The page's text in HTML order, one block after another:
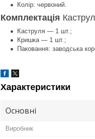
Колір: червоний.
Комплектація
Каструля — 1 шт.;
Кришка — 1 шт.;
Паковання: заводська
Характеристики
Основні
Виробник